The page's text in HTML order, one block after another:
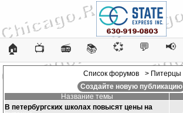
🏠 📺 📻 📚 💞 💬 📢
Список форумов
> Питерцы
Создайте новую публикацию
Название темы
В петербургских школах повысят цены на